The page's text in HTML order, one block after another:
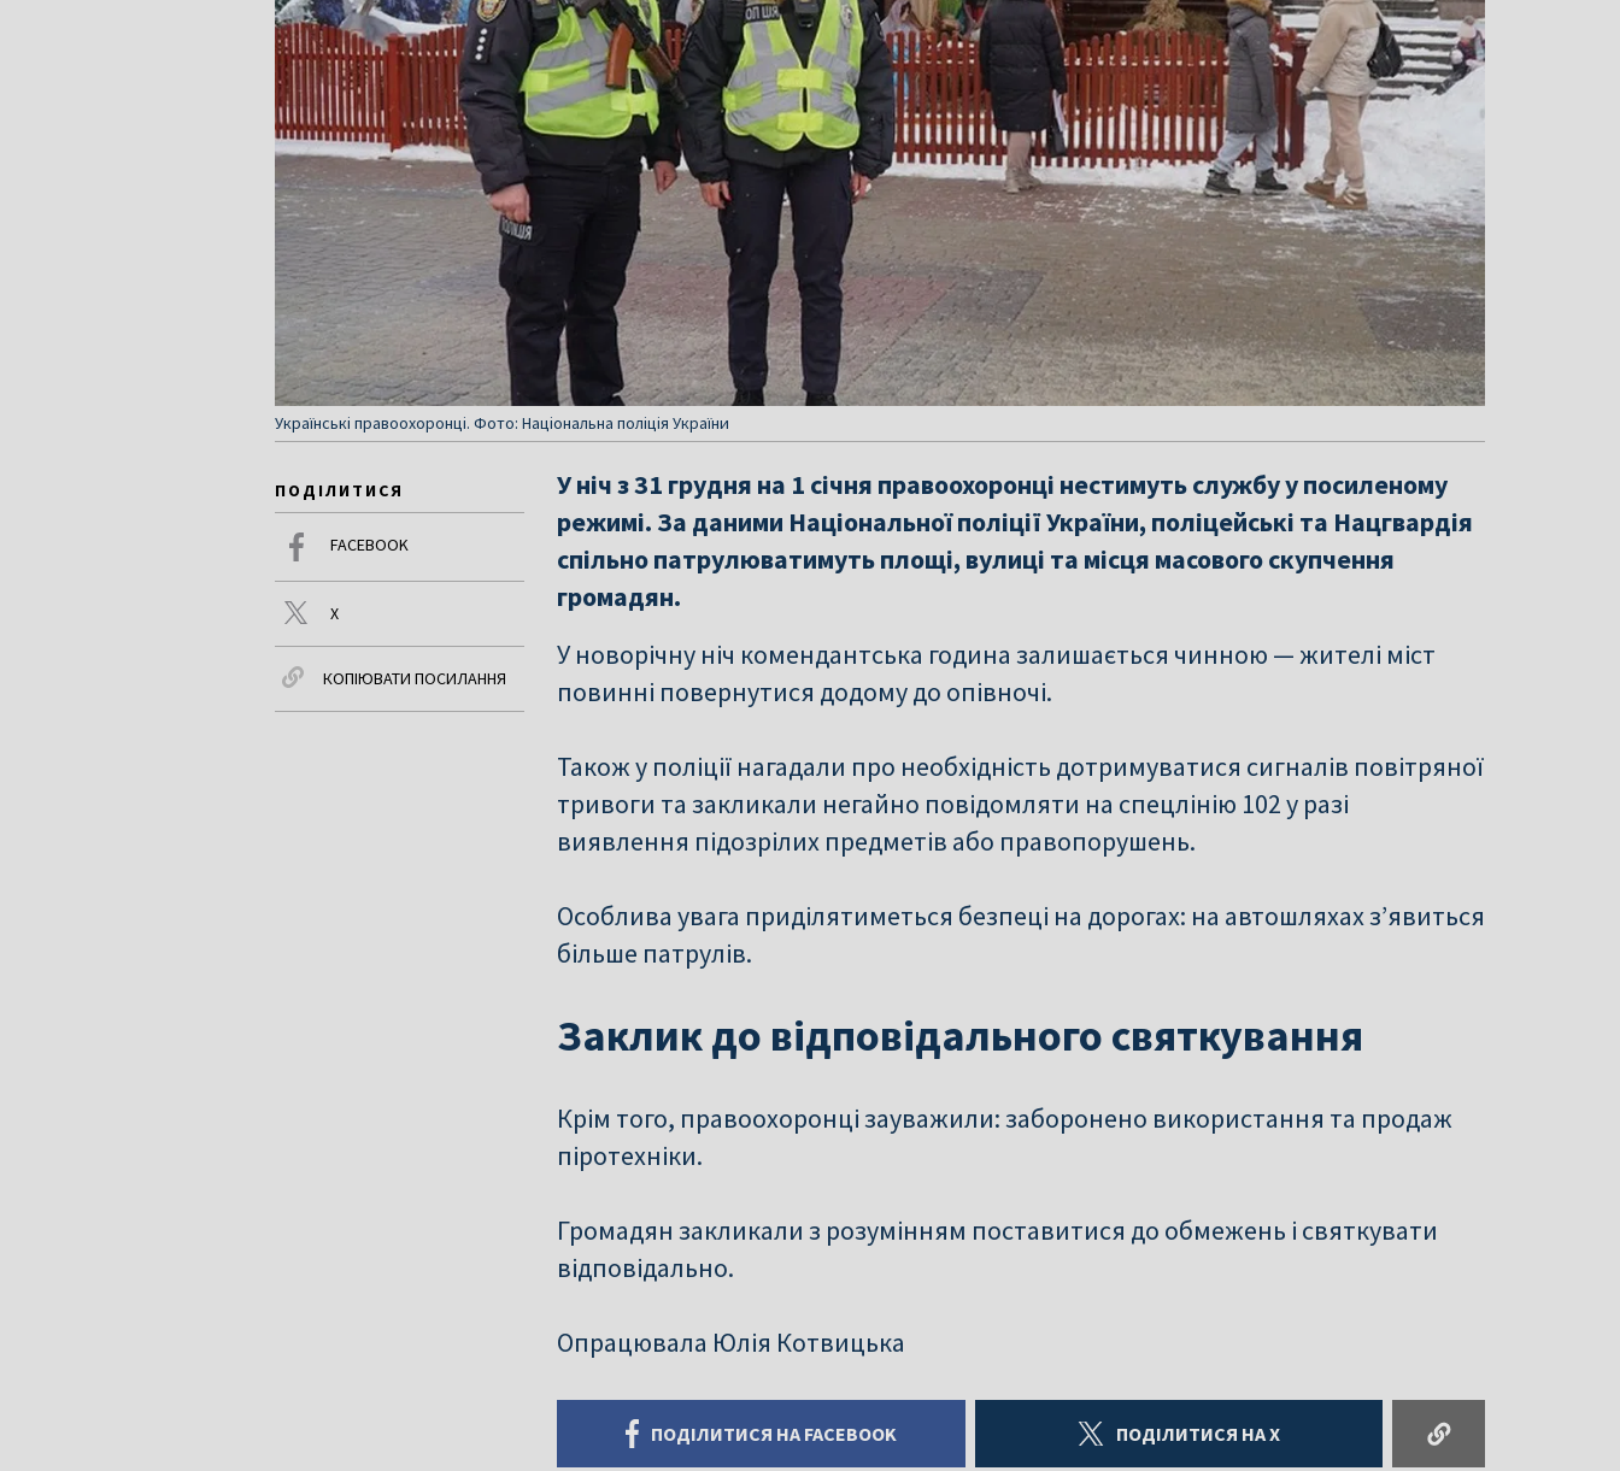
Українські правоохоронці. Фото: Національна поліція України
ПОДІЛИТИСЯ
FACEBOOK
X
КОПІЮВАТИ ПОСИЛАННЯ
У ніч з 31 грудня на 1 січня правоохоронці нестимуть службу у посиленому
режимі. За даними Національної поліції України, поліцейські та Нацгвардія
спільно патрулюватимуть площі, вулиці та місця масового скупчення
громадян.
У новорічну ніч комендантська година залишається чинною — жителі міст
повинні повернутися додому до опівночі.
Також у поліції нагадали про необхідність дотримуватися сигналів повітряної
тривоги та закликали негайно повідомляти на спецлінію 102 у разі
виявлення підозрілих предметів або правопорушень.
Особлива увага приділятиметься безпеці на дорогах: на автошляхах з’явиться
більше патрулів.
Заклик до відповідального святкування
Крім того, правоохоронці зауважили: заборонено використання та продаж
піротехніки.
Громадян закликали з розумінням поставитися до обмежень і святкувати
відповідально.
Опрацювала Юлія Котвицька
ПОДІЛИТИСЯ НА FACEBOOK ПОДІЛИТИСЯ НА X